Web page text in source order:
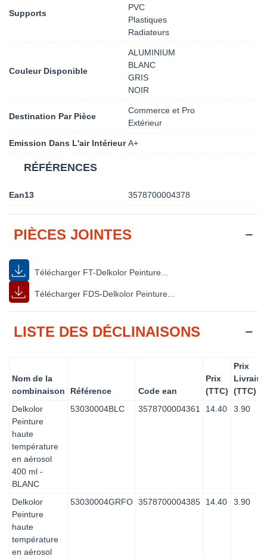
Supports
PVC
Plastiques
Radiateurs
Couleur Disponible
ALUMINIUM
BLANC
GRIS
NOIR
Destination Par Pièce
Commerce et Pro
Extérieur
Emission Dans L'air Intérieur A+
RÉFÉRENCES
Ean13 3578700004378
PIÈCES JOINTES
Télécharger FT-Delkolor Peinture...
Télécharger FDS-Delkolor Peinture...
LISTE DES DÉCLINAISONS
Nom de la
combinaison
Référence Code ean
Prix
(TTC)
Prix
(TTC)
Delkolor
Peinture
haute
température
en aérosol
400 ml -
BLANC
53030004BLC 3578700004361 14.40 3.90
Delkolor
Peinture
haute
température
en aérosol
53030004GRFO 3578700004385 14.40 3.90